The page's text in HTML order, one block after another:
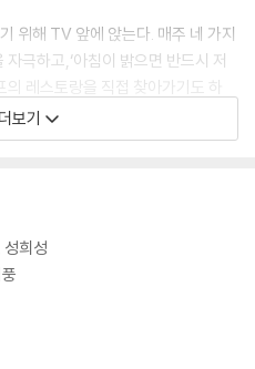
위해 TV 앞에 앉는다. 매주 네 가지
극하고,‘아침이 밝으면 반드시 저
의 레스토랑을 직접 찾아가기도 하
도 한다. 그런가 하면 냉장고를 뒤져
까운 건 어제 분명 본방 사수하며 재
책은 ‘냉부’ 속 인기 메뉴 92개의
보기
희성